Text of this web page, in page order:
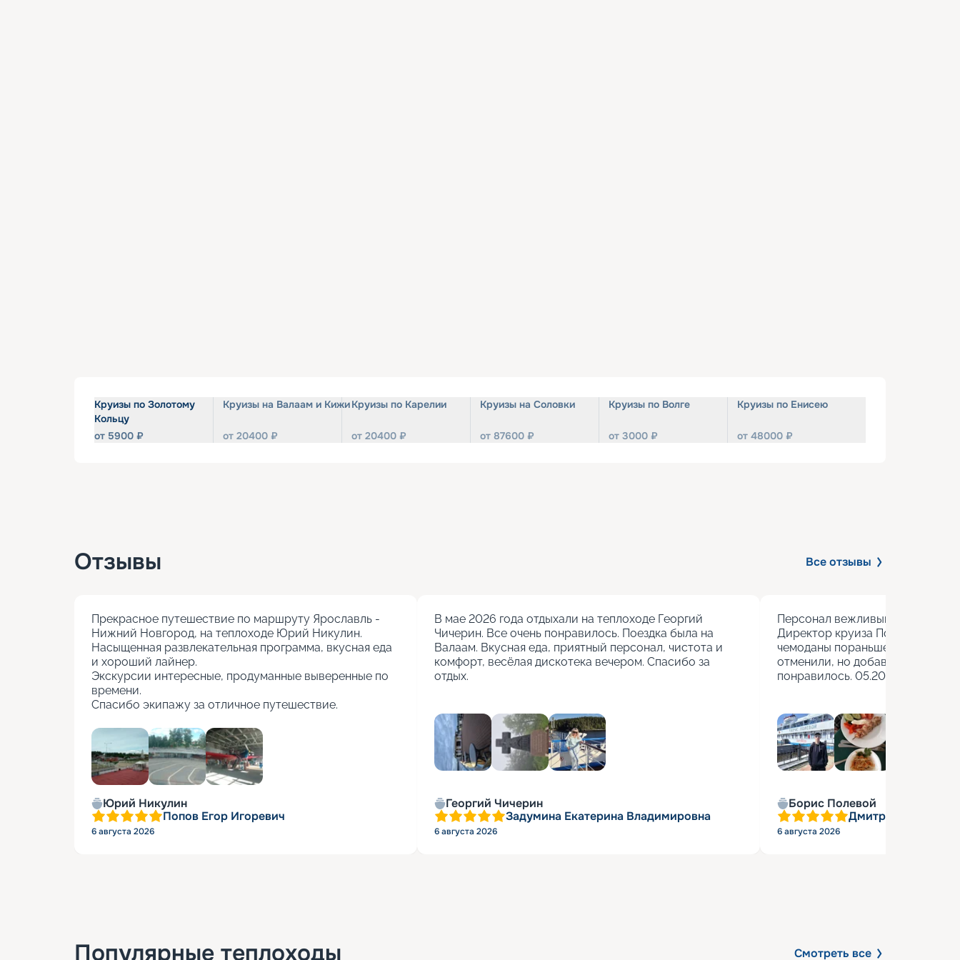
Круизы по Золотому
Кольцу
от 5900 ₽
Круизы на Валаам и Кижи
от 20400 ₽
Круизы по Карелии
от 20400 ₽
Круизы на Соловки
от 87600 ₽
Круизы по Волге
от 3000 ₽
Круизы по Енисею
от 48000 ₽
Отзывы Все отзывы
Прекрасное путешествие по маршруту Ярославль -
Нижний Новгород, на теплоходе Юрий Никулин.
Насыщенная развлекательная программа, вкусная еда
и хороший лайнер.
Экскурсии интересные, продуманные выверенные по
времени.
Спасибо экипажу за отличное путешествие.
Юрий Никулин
Попов Егор Игоревич
6 августа 2026
В мае 2026 года отдыхали на теплоходе Георгий
Чичерин. Все очень понравилось. Поездка была на
Валаам. Вкусная еда, приятный персонал, чистота и
комфорт, весёлая дискотека вечером. Спасибо за
отдых.
Георгий Чичерин
Задумина Екатерина Владимировна
6 августа 2026
Персонал вежливый, кормят
Директор круиза Полина
чемоданы пораньше взяли.
отменили, но добавили
понравилось. 05.2026г.
Борис Полевой
Дмитрий
6 августа 2026
Популярные теплоходы Смотреть все